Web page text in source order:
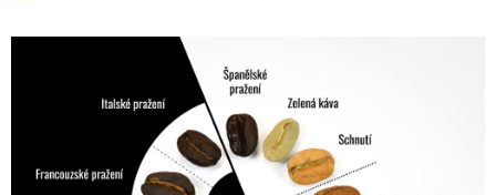
Obchodní podmínky
Podmínky ochrany osobních údajů
Hodnocení obchodu
O nás Velkoobchod